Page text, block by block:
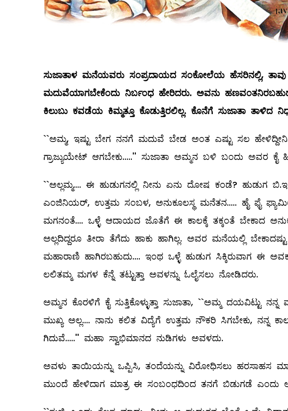
ಸುಜಾತಾಳ ಮನೆಯವರು ಸಂಪ್ರದಾಯದ ಸಂಕೋಲೆಯ ಹೆಸರಿನಲ್ಲಿ, ತಾವು
ಮದುವೆಯಾಗಬೇಕೆಂದು ನಿರ್ಬಂಧ ಹೇರಿದರು. ಅವನು
ಕಿಲುಬು ಕವಡೆಯ ಕಿಮ್ಮತ್ತೂ ಕೊಡುತ್ತಿರಲಿಲ್ಲ. ಕೊನೆಗೆ ಸುಜಾತಾ ತಾಳಿದ
``ಅಮ್ಮ, ಇಷ್ಟು ಬೇಗ ನನಗೆ ಮದುವೆ ಬೇಡ ಅಂತ ಎಷ್ಟು ಸಲ
ಗ್ರಾಜ್ಯುಯೇಟ್‌ ಆಗಬೇಕು.....'' ಸುಜಾತಾ ಅಮ್ಮನ ಬಳಿ ಬಂದು ಅವರ ಕೈ
``ಅಲ್ಲಮ್ಮ.... ಈ ಹುಡುಗನಲ್ಲಿ ನೀನು ಏನು ದೋಷ ಕಂಡೆ? ಹುಡುಗ
ಎಂಜಿನಿಯರ್‌, ಉತ್ತಮ ಸಂಬಳ, ಅನುಕೂಲಸ್ಥ ಮನೆತನ..... ಹೈ ಫೈ
ಮಗನಂತೆ.... ಒಳ್ಳೆ ಆದಾಯದ ಜೊತೆಗೆ ಈ ಕಾಲಕ್ಕೆ ತಕ್ಕಂತೆ ಬೇಕಾದ
ಅಲ್ಲದಿದ್ದರೂ ತೀರಾ ತೆಗೆದು ಹಾಕು ಹಾಗಿಲ್ಲ. ಅವರ ಮನೆಯಲ್ಲಿ
ಮಹಾರಾಣಿ ಹಾಗಿರಬಹುದು.... ಇಂಥ ಒಳ್ಳೆ ಹುಡುಗ ಸಿಕ್ಕಿರುವಾಗ ಈ
ಲಲಿತಮ್ಮ ಮಗಳ ಕೆನ್ನೆ ತಟ್ಟುತ್ತಾ ಅವಳನ್ನು ಓಲೈಸಲು ನೋಡಿದರು.
ಅಮ್ಮನ ಕೊರಳಿಗೆ ಕೈ ಸುತ್ತಿಕೊಳ್ಳುತ್ತಾ ಸುಜಾತಾ, ``ಅಮ್ಮ ದಯವಿಟ್ಟು
ಮುಖ್ಯ ಅಲ್ಲ.... ನಾನು ಕಲಿತ ವಿದ್ಯೆಗೆ ಉತ್ತಮ ನೌಕರಿ ಸಿಗಬೇಕು, ನನ್ನ
ಗಿದುವೆ.....'' ಮಹಾ ಸ್ವಾಭಿಮಾನದ ನುಡಿಗಳು ಅವಳದು.
ಅವಳು ತಾಯಿಯನ್ನು ಒಪ್ಪಿಸಿ, ತಂದೆಯನ್ನು ವಿರೋಧಿಸಲು ಹರಸಾಹಸ
ಮುಂದೆ ಹೇಳಿದಾಗ ಮಾತ್ರ ಈ ಸಂಬಂಧದಿಂದ ತನಗೆ ಬಿಡುಗಡೆ ಎಂದು